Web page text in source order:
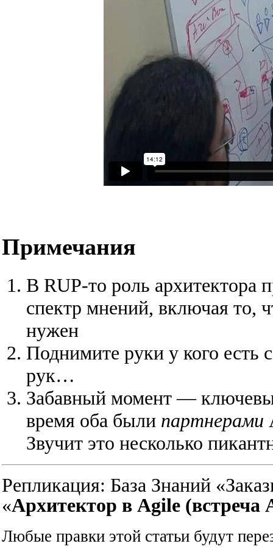
Примечания
В RUP-то роль архитектора
спектр мнений, включая то,
нужен
Поднимите руки у кого есть
рук…
Забавный момент —
время оба были партнерами
Звучит это несколько
Репликация: База Знаний
«Архитектор в Agile (встреча
Любые правки этой статьи будут